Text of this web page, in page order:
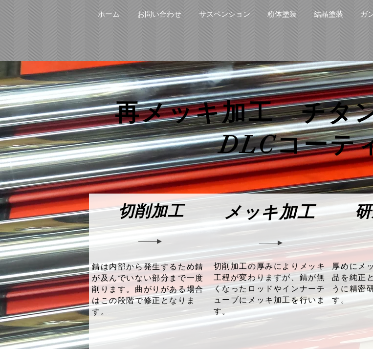
ホーム お問い合わせ サスペンション 粉体塗装 結晶塗装 ガ
再メッキ加工 チタ
​DLCコーテ
切削加工
錆は内部から発生するため錆
が及んでいない部分まで一度
削ります。曲がりがある場合
はこの段階で修正となりま
す。
メッキ加工
切削加工の厚みによりメッキ
工程が変わりますが、錆が無
くなったロッドやインナーチ
ューブにメッキ加工を行いま
す。
厚めにメ
品を純正
うに精密
す。